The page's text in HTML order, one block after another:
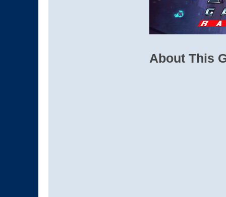
About This